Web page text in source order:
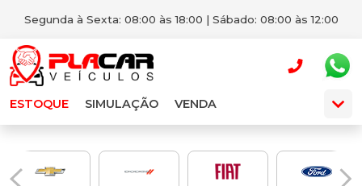
Segunda à Sexta: 08:00 às 18:00 | Sábado: 08:00 às 12:00
ESTOQUE SIMULAÇÃO VENDA